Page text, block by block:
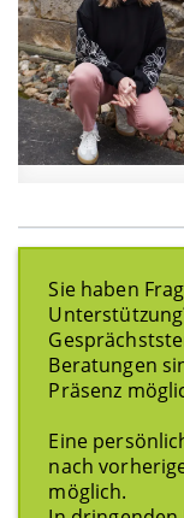
Sie haben
Beratungen
Präsenz
Eine
nach
möglich.